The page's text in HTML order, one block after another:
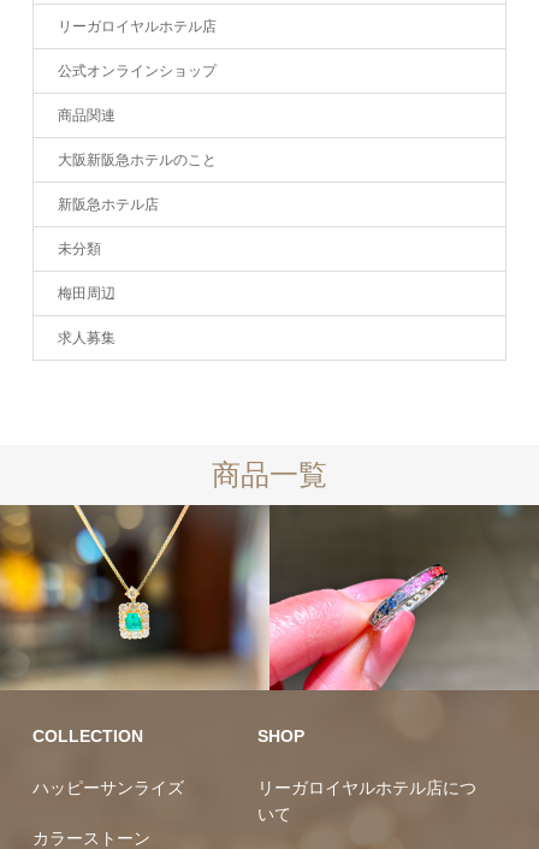
リーガロイヤルホテル店
公式オンラインショップ
商品関連
大阪新阪急ホテルのこと
新阪急ホテル店
未分類
梅田周辺
求人募集
商品一覧
10万円均一 10万円均一
COLLECTION
ハッピーサンライズ
カラーストーン
SHOP
リーガロイヤルホテル店につ
いて